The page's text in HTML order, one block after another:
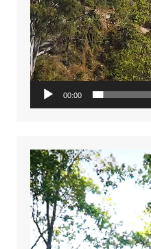
00:00
Video
Player